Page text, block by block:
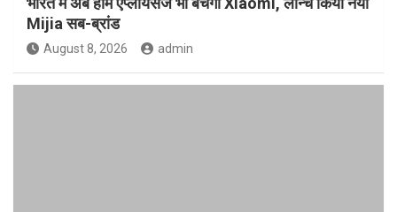
Mijia सब-ब्रांड
August 8, 2026 admin